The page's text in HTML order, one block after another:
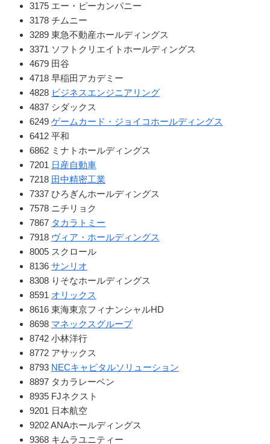
3175 エー・ピーカンパニー
3178 チムニー
3289 東急不動産ホールディングス
3371 ソフトクリエイトホールディングス
4679 田谷
4718 早稲田アカデミー
4828 ビジネスエンジニアリング
4837 シダックス
6249 ゲームカード・ジョイコホールディングス
6412 平和
6862 ミナトホールディングス
7201 日産自動車
7218 田中精密工業
7337 ひろぎんホールディングス
7578 ニチリョク
7867 タカラトミー
7918 ヴィア・ホールディングス
8005 スクロール
8136 サンリオ
8308 りそなホールディングス
8591 オリックス
8616 東海東京フィナンシャルHD
8698 マネックスグループ
8742 小林洋行
8772 アサックス
8793 NECキャピタルソリューション
8897 タカラレーベン
8935 FJネクスト
9201 日本航空
9202 ANAホールディングス
9368 キムラユニティー